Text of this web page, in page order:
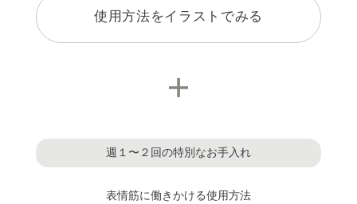
使用方法をイラストでみる
週１〜２回の特別なお手入れ
表情筋に働きかける使用方法
ビカッサフォースセラム
化粧液